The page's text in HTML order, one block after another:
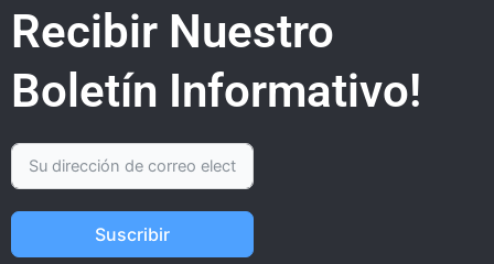
Recibir Nuestro
Boletín Informativo!
Suscribir